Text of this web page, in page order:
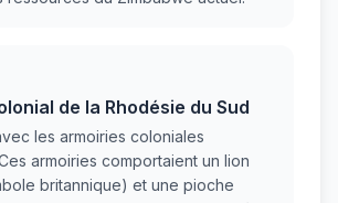
de la Rhodésie du Sud
les armoiries coloniales
armoiries comportaient un lion
britannique) et une pioche